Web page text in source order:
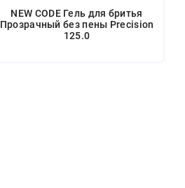
NEW CODE Гель для бритья
Прозрачный без пены Precision
125.0